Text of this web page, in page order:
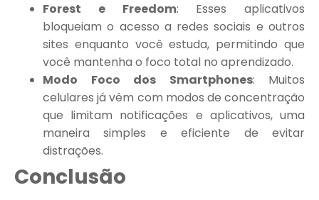
Forest e Freedom: Esses aplicativos
bloqueiam o acesso a redes sociais e outros
sites enquanto você estuda, permitindo que
você mantenha o foco total no aprendizado.
Modo Foco dos Smartphones: Muitos
celulares já vêm com modos de concentração
que limitam notificações e aplicativos, uma
maneira simples e eficiente de evitar
distrações.
Conclusão